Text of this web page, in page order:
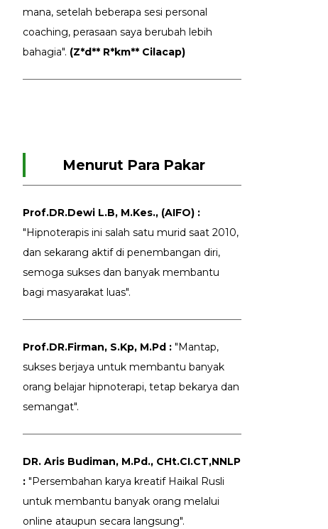
mana, setelah beberapa sesi personal
coaching, perasaan saya berubah lebih
bahagia". (Z*d** R*km** Cilacap)
Menurut Para Pakar
Prof.DR.Dewi L.B, M.Kes., (AIFO) :
"Hipnoterapis ini salah satu murid saat 2010,
dan sekarang aktif di penembangan diri,
semoga sukses dan banyak membantu
bagi masyarakat luas".
Prof.DR.Firman, S.Kp, M.Pd : "Mantap,
sukses berjaya untuk membantu banyak
orang belajar hipnoterapi, tetap bekarya dan
semangat".
DR. Aris Budiman, M.Pd., CHt.CI.CT,NNLP
: "Persembahan karya kreatif Haikal Rusli
untuk membantu banyak orang melalui
online ataupun secara langsung".